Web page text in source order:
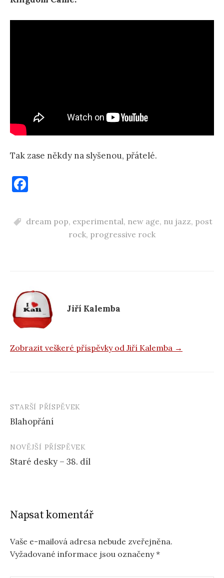
Tak zase někdy na slyšenou, přátelé.
c
k
dream pop, experimental, new age, nu jazz, post
rock, progressive rock
Jiří Kalemba
Zobrazit veškeré příspěvky od Jiří Kalemba →
Navigace
příspěvku
STARŠÍ PŘÍSPĚVEK
Blahopřání
NOVĚJŠÍ PŘÍSPĚVEK
Staré desky – 38. díl
Napsat komentář
Vaše e-mailová adresa nebude zveřejněna.
Vyžadované informace jsou označeny*